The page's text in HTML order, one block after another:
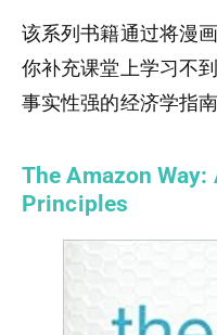
该系列书籍通过将漫
你补充课堂上学习不
事实性强的经济学指南
The Amazon Way:
Principles